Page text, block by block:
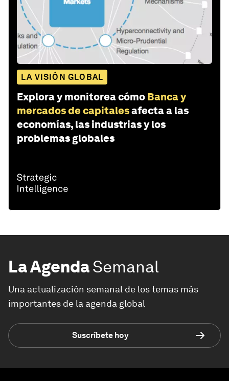
LA VISIÓN GLOBAL
Explora y monitorea cómo Banca y
mercados de capitalesafecta a las
economías, las industrias y los
problemas globales
La AgendaSemanal
Una actualización semanal de los temas más
importantes de la agenda global
Suscríbete hoy